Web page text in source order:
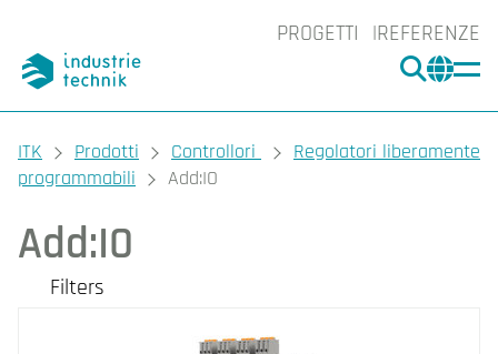
PROGETTI REFERENZE
CERCA
You are here:
ITK Prodotti Controllori
Regolatori liberamente
programmabili
Add:IO
Add:IO
Filters
I nostri prodotti